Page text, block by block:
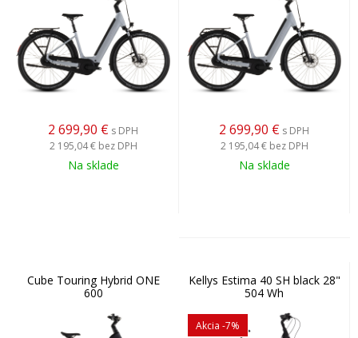
2 699,90 € s DPH
2 195,04 € bez DPH
Na sklade
2 699,90 € s DPH
2 195,04 € bez DPH
Na sklade
Cube Touring Hybrid ONE
600
Kellys Estima 40 SH black 28"
504 Wh
Akcia -7%